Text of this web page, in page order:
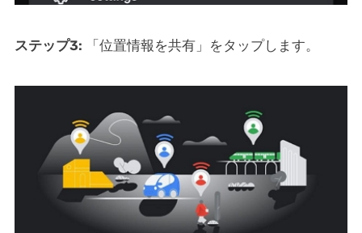
ステップ3: 「位置情報を共有」をタップします。